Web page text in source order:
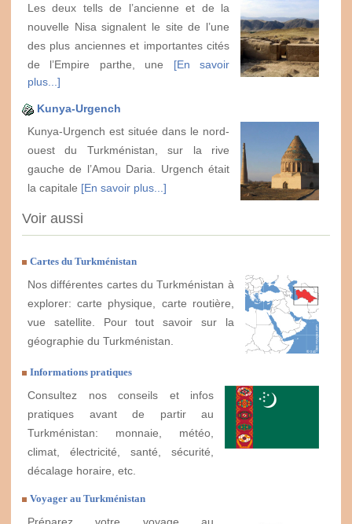
Les deux tells de l’ancienne et de la
nouvelle Nisa signalent le site de l’une
des plus anciennes et importantes cités
de l’Empire parthe, une [En savoir
plus...]
Kunya-Urgench
Kunya-Urgench est située dans le nord-
ouest du Turkménistan, sur la rive
gauche de l’Amou Daria. Urgench était
la capitale [En savoir plus...]
Voir aussi
Cartes du Turkménistan
Nos différentes cartes du Turkménistan à
explorer: carte physique, carte routière,
vue satellite. Pour tout savoir sur la
géographie du Turkménistan.
Informations pratiques
Consultez nos conseils et infos
pratiques avant de partir au
Turkménistan: monnaie, météo,
climat, électricité, santé, sécurité,
décalage horaire, etc.
Voyager au Turkménistan
Préparez votre voyage au